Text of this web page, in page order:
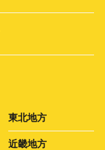
東北地方
近畿地方